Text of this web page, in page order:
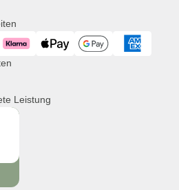
Klarna ApplePay GooglePay American
Leistung